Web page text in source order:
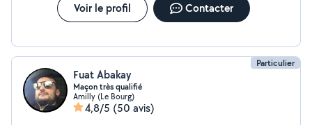
Voir le profil Contacter
Particulier
Fuat Abakay
Maçon très qualifié
Amilly (Le Bourg)
4,8/5 (50 avis)